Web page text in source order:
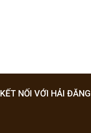
KẾT NỐI VỚI HẢI ĐĂNG